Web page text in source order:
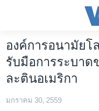
ต่อ
ข้าม
ไป
เนื้อหา
ข้าม
หน้าหลัก
โลก
เอเชีย
สหรัฐฯ
องค์การอนามัยโ
รับมือการระบาด
ละตินอเมริกา
มกราคม 30, 2559